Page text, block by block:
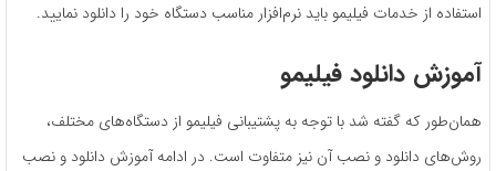
استفاده از خدمات فیلیمو باید نرم‌افزار مناسب دستگاه خود را دانلود نمایید.
آموزش دانلود فیلیمو
همان‌طور که گفته شد با توجه به پشتیبانی فیلیمو از دستگاه‌های مختلف،
روش‌های دانلود و نصب آن نیز متفاوت است. در ادامه آموزش دانلود و نصب